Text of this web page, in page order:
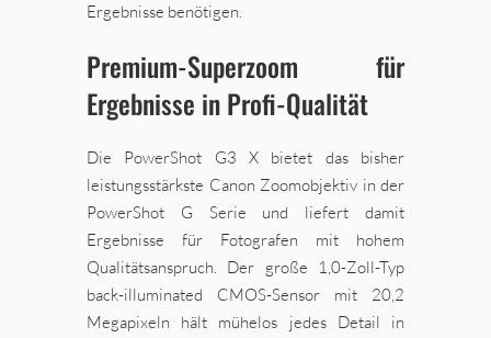
Ergebnisse benötigen.
Premium-Superzoom für
Ergebnisse in Profi-Qualität
Die PowerShot G3 X bietet das bisher
leistungsstärkste Canon Zoomobjektiv in der
PowerShot G Serie und liefert damit
Ergebnisse für Fotografen mit hohem
Qualitätsanspruch. Der große 1,0-Zoll-Typ
back-illuminated CMOS-Sensor mit 20,2
Megapixeln hält mühelos jedes Detail in